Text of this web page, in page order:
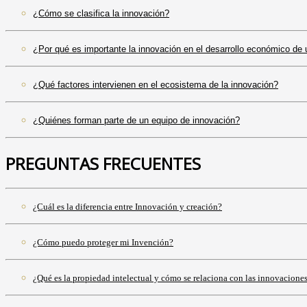
¿Cómo se clasifica la innovación?
¿Por qué es importante la innovación en el desarrollo económico de
¿Qué factores intervienen en el ecosistema de la innovación?
¿Quiénes forman parte de un equipo de innovación?
PREGUNTAS FRECUENTES
¿Cuál es la diferencia entre Innovación y creación?
¿Cómo puedo proteger mi Invención?
¿Qué es la propiedad intelectual y cómo se relaciona con las